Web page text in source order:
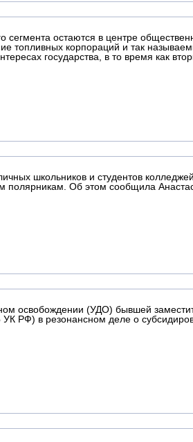
остаются в центре
топливных корпораций и так
государства, в то время как
школьников и студентов
полярникам. Об этом сообщила
освобождении (УДО) бывшей
РФ) в резонансном деле о